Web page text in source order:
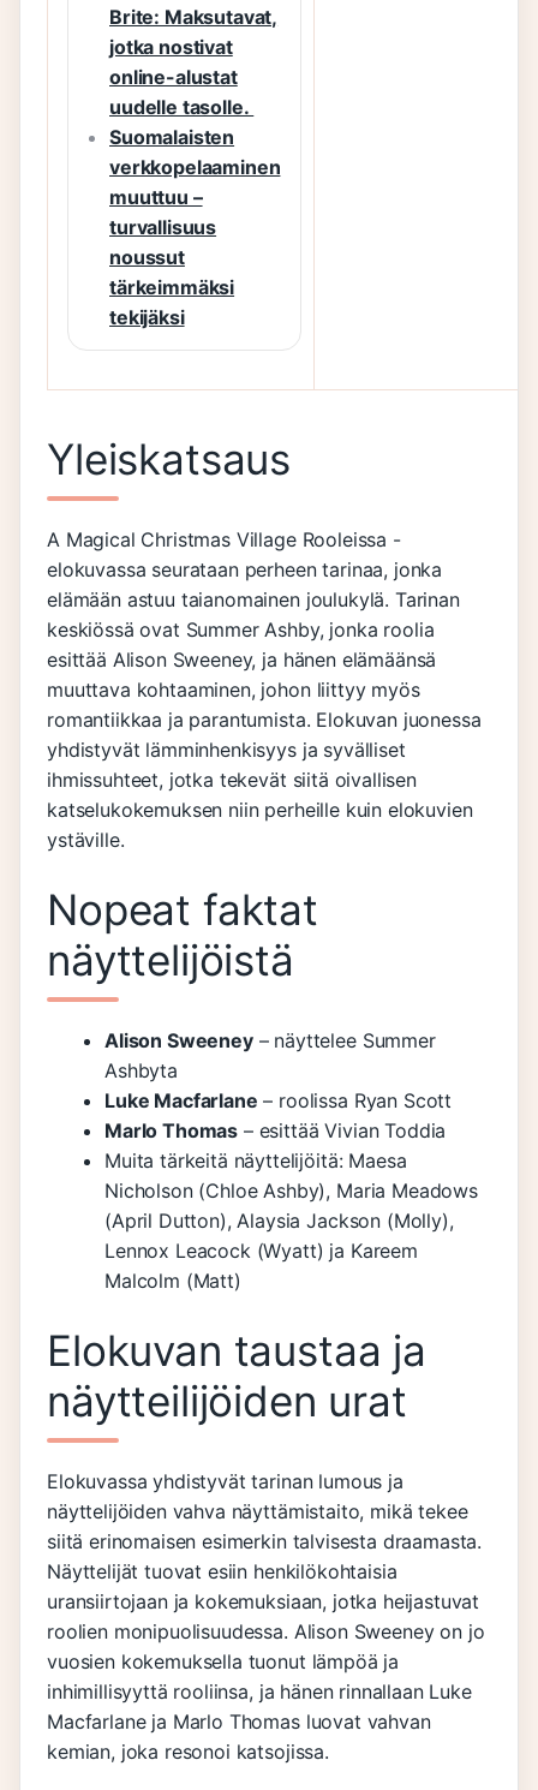
Brite: Maksutavat,
jotka nostivat
online-alustat
uudelle tasolle.
Suomalaisten
verkkopelaaminen
muuttuu –
turvallisuus
noussut
tärkeimmäksi
tekijäksi
Yleiskatsaus
A Magical Christmas Village Rooleissa -
elokuvassa seurataan perheen tarinaa, jonka
elämään astuu taianomainen joulukylä. Tarinan
keskiössä ovat Summer Ashby, jonka roolia
esittää Alison Sweeney, ja hänen elämäänsä
muuttava kohtaaminen, johon liittyy myös
romantiikkaa ja parantumista. Elokuvan juonessa
yhdistyvät lämminhenkisyys ja syvälliset
ihmissuhteet, jotka tekevät siitä oivallisen
katselukokemuksen niin perheille kuin elokuvien
ystäville.
Nopeat faktat
näyttelijöistä
Alison Sweeney– näyttelee Summer
Ashbyta
Luke Macfarlane – roolissa Ryan Scott
Marlo Thomas – esittää Vivian Toddia
Muita tärkeitä näyttelijöitä: Maesa
Nicholson (Chloe Ashby), Maria Meadows
(April Dutton), Alaysia Jackson (Molly),
Lennox Leacock (Wyatt) ja Kareem
Malcolm (Matt)
Elokuvan taustaa ja
näytteilijöiden urat
Elokuvassa yhdistyvät tarinan lumous ja
näyttelijöiden vahva näyttämistaito, mikä tekee
siitä erinomaisen esimerkin talvisesta draamasta.
Näyttelijät tuovat esiin henkilökohtaisia
uransiirtojaan ja kokemuksiaan, jotka heijastuvat
roolien monipuolisuudessa. Alison Sweeney on jo
vuosien kokemuksella tuonut lämpöä ja
inhimillisyyttä rooliinsa, ja hänen rinnallaan Luke
Macfarlane ja Marlo Thomas luovat vahvan
kemian, joka resonoi katsojissa.